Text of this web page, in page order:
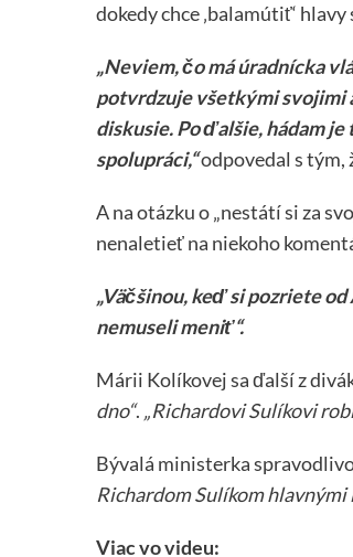
dokedy chce ‚balamútiť‘
„Neviem, čo má úradnícka
potvrdzuje všetkými svojimi
diskusie. Po ďalšie, hádam je
spolupráci,“odpovedal s tým,
A na otázku o „nestátí si za
nenaletieť na niekoho
„Väčšinou, keď si pozriete
nemuseli meniť“.
Márii Kolíkovej sa ďalší z
dno“. „Richardovi Sulíkovi
Bývalá ministerka
Richardom Sulíkom
Viac vo videu: